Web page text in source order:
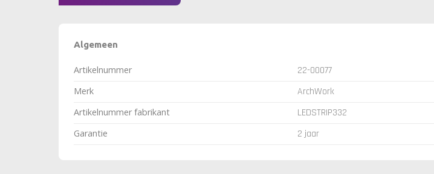
Algemeen
Artikelnummer 22-00077
Merk ArchWork
Artikelnummer fabrikant LEDSTRIP332
Garantie 2 jaar